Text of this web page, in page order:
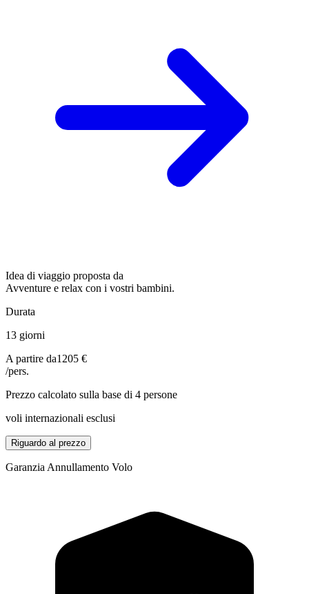
Idea di viaggio proposta da
Avventure e relax con i vostri bambini.
Durata
13 giorni
A partire da1205 €
/pers.
Prezzo calcolato sulla base di 4 persone
voli internazionali esclusi
Riguardo al prezzo
Garanzia Annullamento Volo